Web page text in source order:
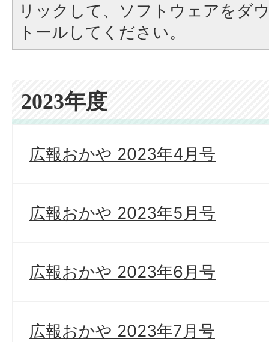
リックして、ソフトウェアをダ
トールしてください。
2023年度
広報おかや 2023年4月号
広報おかや 2023年5月号
広報おかや 2023年6月号
広報おかや 2023年7月号